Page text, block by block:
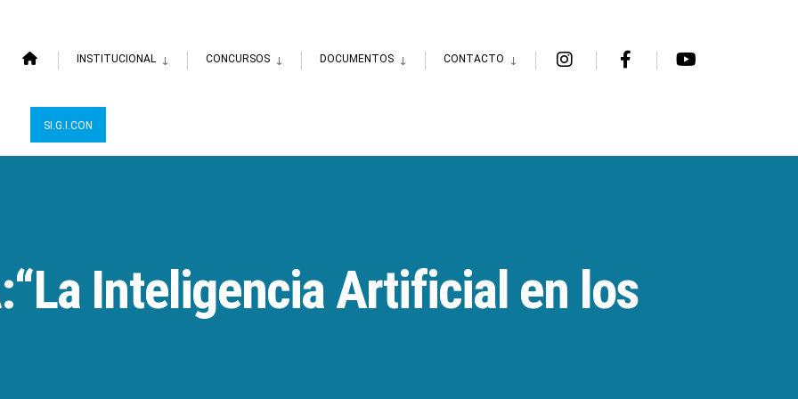
INSTITUCIONAL CONCURSOS DOCUMENTOS CONTACTO
SI.G.I.CON
Inteligencia Artificial en los